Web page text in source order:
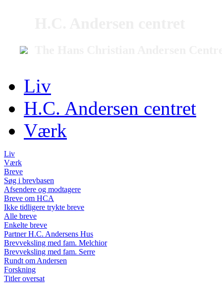
Liv
H.C. Andersen centret
Værk
Liv
Værk
Breve
Søg i brevbasen
Afsendere og modtagere
Breve om HCA
Ikke tidligere trykte breve
Alle breve
Enkelte breve
Partner H.C. Andersens Hus
Brevveksling med fam. Melchior
Brevveksling med fam. Serre
Rundt om Andersen
Forskning
Titler oversat